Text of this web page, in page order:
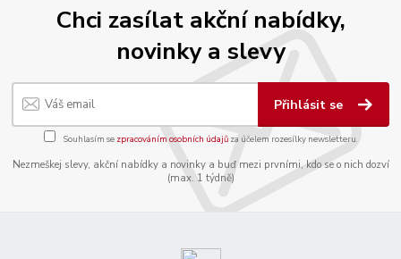
Chci zasílat akční nabídky,
novinky a slevy
Přihlásit se
Souhlasím se zpracováním osobních údajůza účelem rozesílky newsletteru.
Nezmeškej slevy, akční nabídky a novinky a buď mezi prvními, kdo se o nich dozví
(max. 1 týdně)